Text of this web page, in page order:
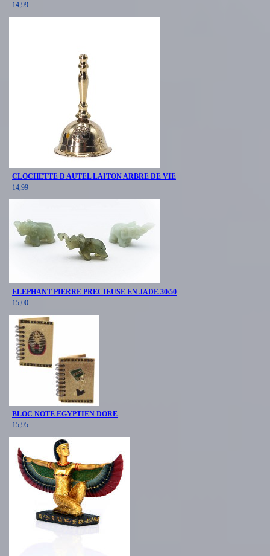
14,99
CLOCHETTE D AUTEL LAITON ARBRE DE VIE
14,99
ELEPHANT PIERRE PRECIEUSE EN JADE 30/50
15,00
BLOC NOTE EGYPTIEN DORE
15,95